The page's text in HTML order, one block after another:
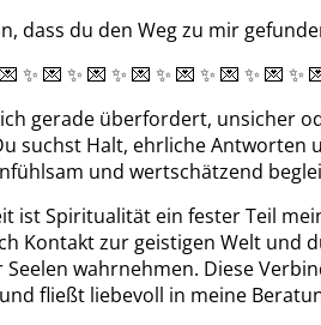
dass du den Weg zu mir
✨ 💌 ✨ 💌 ✨ 💌 ✨ 💌 ✨ 💌 ✨ 💌 ✨
gerade überfordert, unsicher
suchst Halt, ehrliche Antworten
und wertschätzend
ist Spiritualität ein fester Teil
Kontakt zur geistigen Welt und
wahrnehmen. Diese
fließt liebevoll in meine